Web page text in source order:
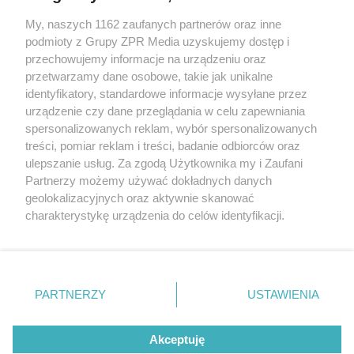
Żaden utwór zamieszczony w serwisie nie może być powielany i
rozpowszechniany lub dalej rozpowszechniany w jakikolwiek sposób (w
tym także elektroniczny lub mechaniczny) na jakimkolwiek polu
eksploatacji w jakiejkolwiek formie, włącznie z umieszczaniem w
Internecie bez pisemnej zgody właściciela praw. Jakiekolwiek użycie lub
wykorzystanie utworów w całości lub w części z naruszeniem prawa,
tzn. bez właściwej zgody, jest zabronione pod groźbą kary i może być
ścigane prawnie.
© 2026 Grupa ZPR Media
My, naszych 1162 zaufanych partnerów oraz inne
podmioty z Grupy ZPR Media uzyskujemy dostęp i
przechowujemy informacje na urządzeniu oraz
przetwarzamy dane osobowe, takie jak unikalne
identyfikatory, standardowe informacje wysyłane przez
urządzenie czy dane przeglądania w celu zapewniania
spersonalizowanych reklam, wybór spersonalizowanych
treści, pomiar reklam i treści, badanie odbiorców oraz
ulepszanie usług. Za zgodą Użytkownika my i Zaufani
Partnerzy możemy używać dokładnych danych
geolokalizacyjnych oraz aktywnie skanować
charakterystykę urządzenia do celów identyfikacji.
zmienić/wycofać klikając przycisk ustawień prywatności
znajdujący się w lewym dolnym rogu strony
rodzaje przetwarzania danych nie wymagają zgody
użytkownika, ale masz prawo sprzeciwić się takiemu
PARTNERZY USTAWIENIA
Akceptuję